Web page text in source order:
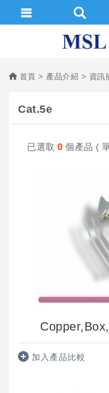
首頁 產品介紹 資訊
Cat.5e
已選取 0個產品 (
加入產品比較